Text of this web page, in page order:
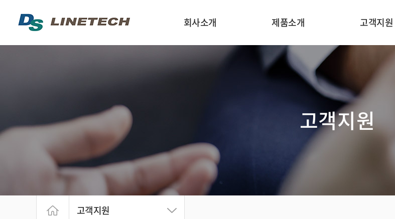
회사소개 제품소개
온라인 중금속 분석기
인라인 농도 분석기
인라인 광도계
일반 수질 항목 분석기
온라인 수질 분석기
분석기
고객지원
분야별 기술자료
기기원리
카타로그
고객지원
고객지원